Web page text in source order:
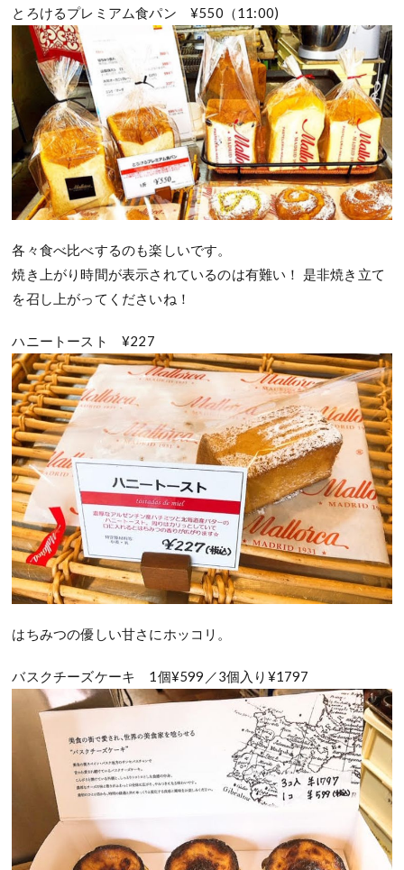
とろけるプレミアム食パン ¥550（11:00)
各々食べ比べするのも楽しいです。
焼き上がり時間が表示されているのは有難い！ 是非焼き立て
を召し上がってくださいね！
ハニートースト ¥227
はちみつの優しい甘さにホッコリ。
バスクチーズケーキ 1個¥599／3個入り¥1797